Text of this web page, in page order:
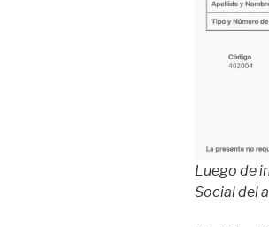
Luego de
Social del